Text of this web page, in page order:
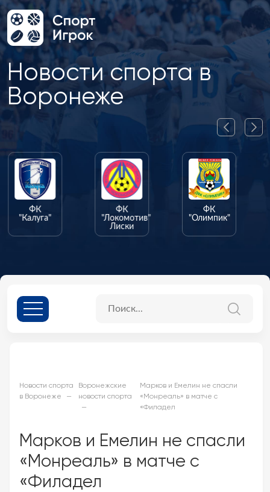
Новости спорта в
Воронеже
ФК
"Калуга"
ФК
"Локомотив"
Лиски
ФК
"Олимпик"
Новости спорта
в Воронеже
Воронежские
новости спорта
Марков и Емелин не спасли
«Монреаль» в матче с
«Филадел
Марков и Емелин не спасли
«Монреаль» в матче с
«Филадел